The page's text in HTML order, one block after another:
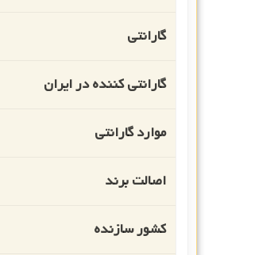
گارانتی
گارانتی کننده در ایران
موارد گارانتی
اصالت برند
کشور سازنده